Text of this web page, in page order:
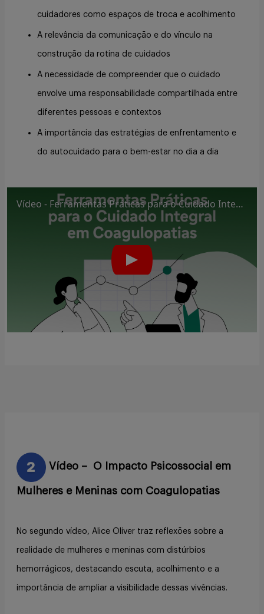
cuidadores como espaços de troca e acolhimento
A relevância da comunicação e do vínculo na
construção da rotina de cuidados
A necessidade de compreender que o cuidado
envolve uma responsabilidade compartilhada entre
diferentes pessoas e contextos
A importância das estratégias de enfrentamento e
do autocuidado para o bem-estar no dia a dia
Vídeo - Ferramentas Práticas para o Cuidado Integral em Coagulopatias
Vídeo – O Impacto Psicossocial em
Mulheres e Meninas com Coagulopatias
No segundo vídeo, Alice Oliver traz reflexões sobre a
realidade de mulheres e meninas com distúrbios
hemorrágicos, destacando escuta, acolhimento e a
importância de ampliar a visibilidade dessas vivências.